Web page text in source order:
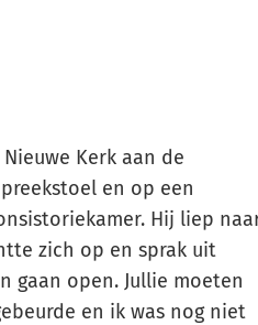
Kerk aan de
en op een
Hij liep
zich op en sprak uit
gaan open. Jullie moeten
en ik was nog niet